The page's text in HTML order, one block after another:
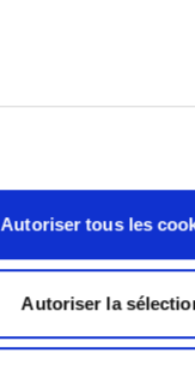
Autoriser tous les
Autoriser la